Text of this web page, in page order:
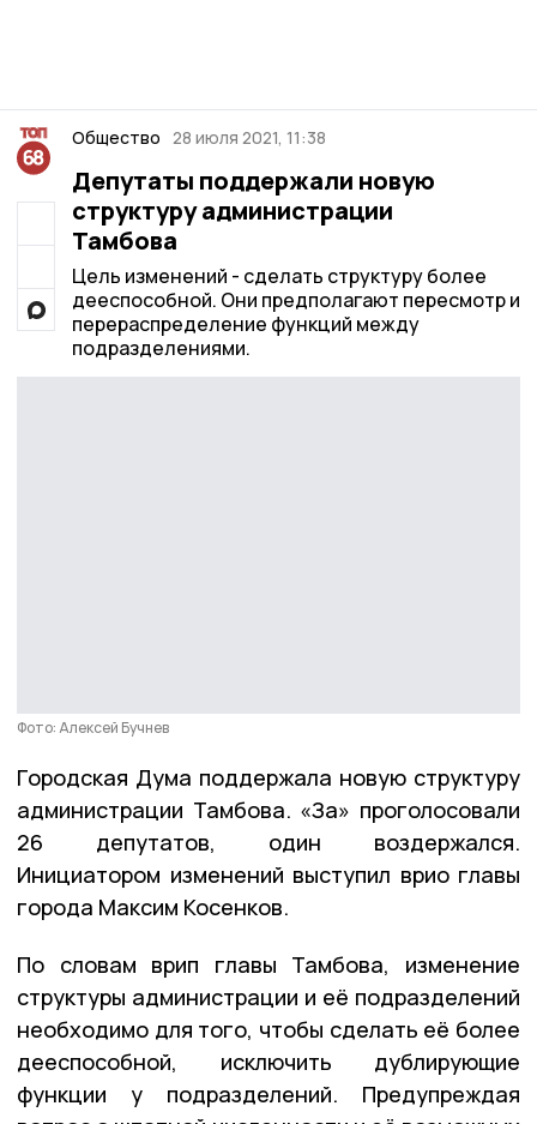
Общество 28 июля 2021, 11:38
Депутаты поддержали новую
структуру администрации
Тамбова
Цель изменений - сделать структуру более
дееспособной. Они предполагают пересмотр и
перераспределение функций между
подразделениями.
Фото: Алексей Бучнев
Городская Дума поддержала новую структуру
администрации Тамбова. «За» проголосовали
26 депутатов, один воздержался.
Инициатором изменений выступил врио главы
города Максим Косенков.
По словам врип главы Тамбова, изменение
структуры администрации и её подразделений
необходимо для того, чтобы сделать её более
дееспособной, исключить дублирующие
функции у подразделений. Предупреждая